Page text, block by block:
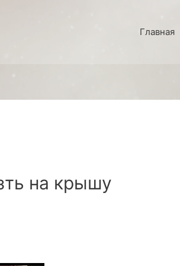
Главная
на крышу